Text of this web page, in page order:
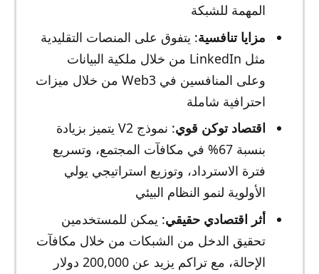
المهمة للشبكة
مزايا تنافسية: يتفوق على المنصات التقليدية
مثل LinkedIn من خلال ملكية البيانات
وعلى المنافسين في Web3 من خلال ميزات
احترافية شاملة
اقتصاد توكن قوي
: نموذج V2 يتميز بزيادة
بنسبة 67% في مكافآت المجتمع، وتسريع
فترة الاسترداد، وتوزيع استراتيجي يولي
الأولوية لنمو النظام البيئي
أثر اقتصادي حقيقي: يمكن للمستخدمين
تحقيق الدخل من الشبكات من خلال مكافآت
الإحالة، مع تراكم يزيد عن 200,000 دولار